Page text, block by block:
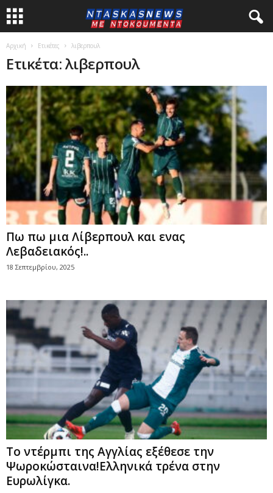
Αρχική Ετικέτες λιβερπουλ
Ετικέτα: λιβερπουλ
Πω πω μια Λίβερπουλ και ενας
Λεβαδειακός!..
18 Σεπτεμβρίου, 2025
Το ντέρμπι της Αγγλίας εξέθεσε την
Ψωροκώσταινα!Ελληνικά τρένα στην
Ευρωλίγκα.